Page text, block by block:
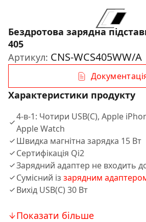
Бездротова зарядна
405
Артикул: CNS-WCS405WW/A
Характеристики продукту
4-в-1: Чотири USB(C), Apple
Apple Watch
Швидка магнітна зарядка 15 Вт
Сертифікація Qi2
Зарядний адаптер не входить
Сумісний із зарядним
Вихід USB(C) 30 Вт
Показати більше